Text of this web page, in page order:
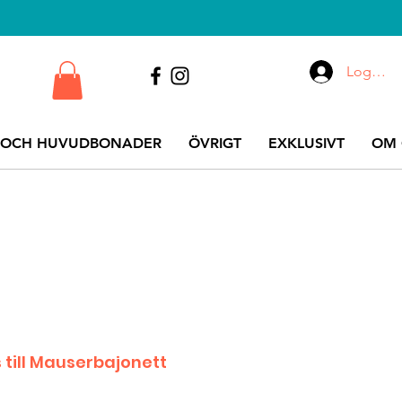
HUVUDBONADER ÖVRIGT EXKLUSIVT OM
Logga
till Mauserbajonett